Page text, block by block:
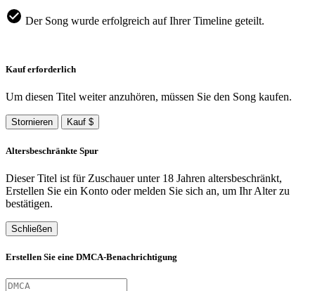
Der Song wurde erfolgreich auf Ihrer Timeline geteilt.
Kauf erforderlich
Um diesen Titel weiter anzuhören, müssen Sie den Song kaufen.
Stornieren Kauf $
Altersbeschränkte Spur
Dieser Titel ist für Zuschauer unter 18 Jahren altersbeschränkt,
Erstellen Sie ein Konto oder melden Sie sich an, um Ihr Alter zu
bestätigen.
Schließen
Erstellen Sie eine DMCA-Benachrichtigung